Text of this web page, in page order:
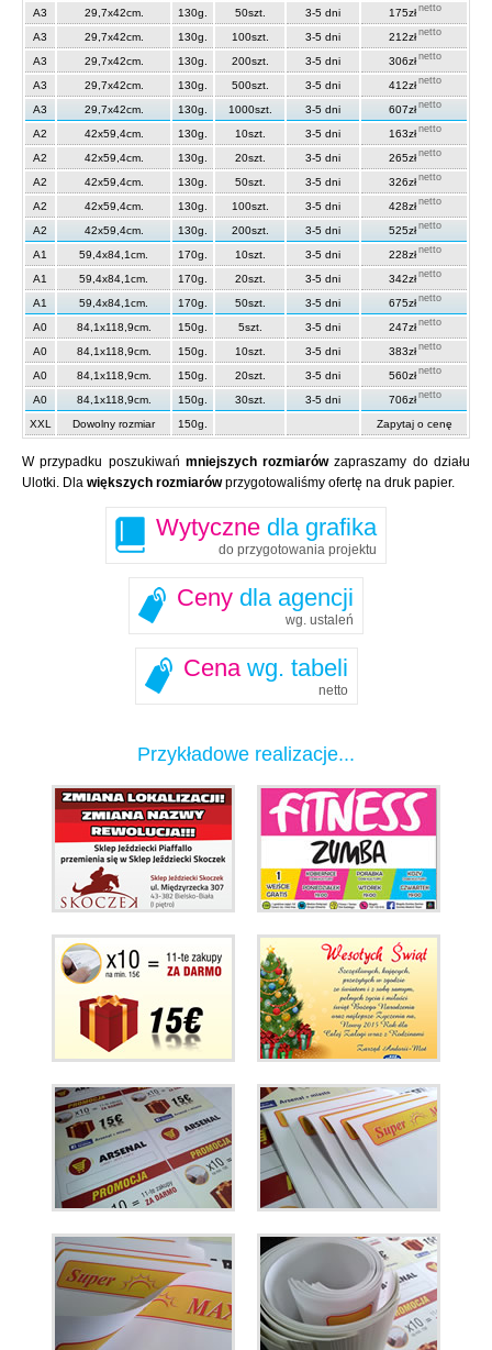
A3 29,7x42cm. 130g. 50szt. 3-5 dni 175zł netto
A3 29,7x42cm. 130g. 100szt. 3-5 dni 212zł netto
A3 29,7x42cm. 130g. 200szt. 3-5 dni 306zł netto
A3 29,7x42cm. 130g. 500szt. 3-5 dni 412zł netto
A3 29,7x42cm. 130g. 1000szt. 3-5 dni 607zł netto
A2 42x59,4cm. 130g. 10szt. 3-5 dni 163zł netto
A2 42x59,4cm. 130g. 20szt. 3-5 dni 265zł netto
A2 42x59,4cm. 130g. 50szt. 3-5 dni 326zł netto
A2 42x59,4cm. 130g. 100szt. 3-5 dni 428zł netto
A2 42x59,4cm. 130g. 200szt. 3-5 dni 525zł netto
A1 59,4x84,1cm. 170g. 10szt. 3-5 dni 228zł netto
A1 59,4x84,1cm. 170g. 20szt. 3-5 dni 342zł netto
A1 59,4x84,1cm. 170g. 50szt. 3-5 dni 675zł netto
A0 84,1x118,9cm. 150g. 5szt. 3-5 dni 247zł netto
A0 84,1x118,9cm. 150g. 10szt. 3-5 dni 383zł netto
A0 84,1x118,9cm. 150g. 20szt. 3-5 dni 560zł netto
A0 84,1x118,9cm. 150g. 30szt. 3-5 dni 706zł netto
XXL Dowolny rozmiar 150g. Zapytaj o cenę
W przypadku poszukiwań mniejszych rozmiarówzapraszamy do działu
Ulotki. Dla większych rozmiarówprzygotowaliśmy ofertę na druk papier.
Wytyczne dla grafika
do przygotowania projektu
Ceny dla agencji
wg. ustaleń
Cena wg. tabeli
netto
Przykładowe realizacje...